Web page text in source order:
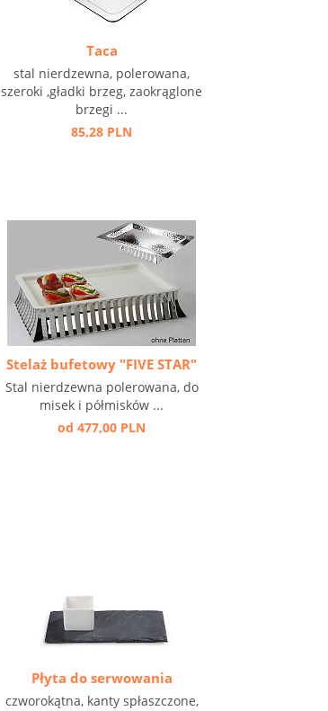
Taca
stal nierdzewna, polerowana,
szeroki ,gładki brzeg, zaokrąglone
brzegi ...
85,28 PLN
Stelaż bufetowy "FIVE STAR"
Stal nierdzewna polerowana, do
misek i półmisków ...
od 477,00 PLN
Płyta do serwowania
czworokątna, kanty spłaszczone,